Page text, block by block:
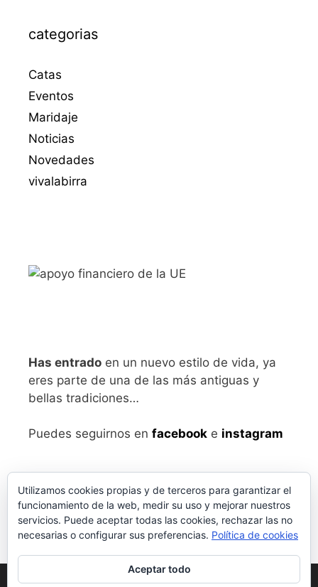
categorias
Catas
Eventos
Maridaje
Noticias
Novedades
vivalabirra
Has entrado en un nuevo estilo de vida, ya
eres parte de una de las más antiguas y
bellas tradiciones…
Puedes seguirnos en facebook e instagram
Utilizamos cookies propias y de terceros para garantizar el
funcionamiento de la web, medir su uso y mejorar nuestros
servicios. Puede aceptar todas las cookies, rechazar las no
necesarias o configurar sus preferencias. Política de cookies
Aceptar todo